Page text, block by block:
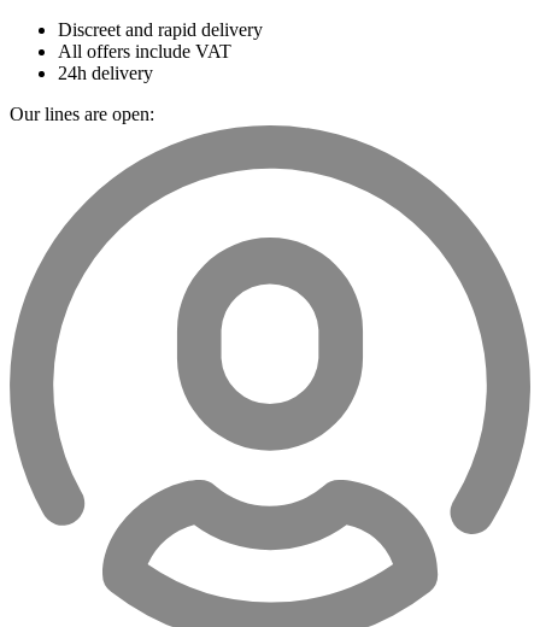
Discreet and rapid delivery
All offers include VAT
24h delivery
Our lines are open: